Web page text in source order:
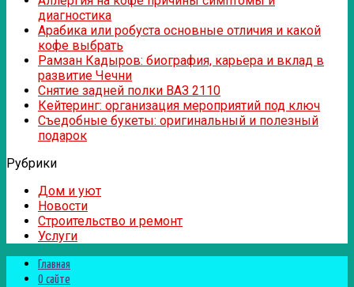
диагностика
Арабика или робуста основные отличия и какой
кофе выбрать
Рамзан Кадыров: биография, карьера и вклад в
развитие Чечни
Снятие задней полки ВАЗ 2110
Кейтеринг: организация мероприятий под ключ
Съедобные букеты: оригинальный и полезный
подарок
Рубрики
Дом и уют
Новости
Строительство и ремонт
Услуги
Главная
О сайте